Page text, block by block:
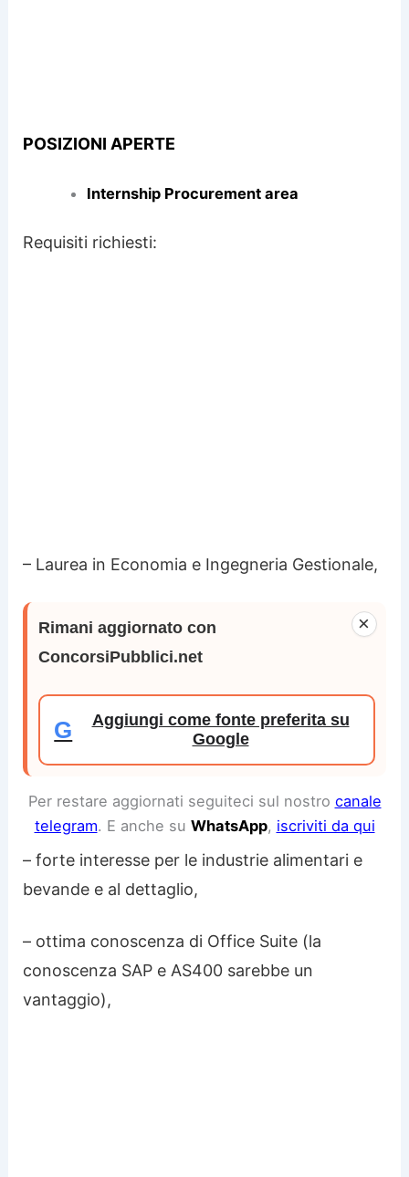
POSIZIONI APERTE
Internship Procurement area
Requisiti richiesti:
– Laurea in Economia e Ingegneria Gestionale,
×
Rimani aggiornato con
ConcorsiPubblici.net
G
Aggiungi come fonte preferita su
Google
Per restare aggiornati seguiteci sul nostro canale
telegram. E anche su WhatsApp, iscriviti da qui
– forte interesse per le industrie alimentari e
bevande e al dettaglio,
– ottima conoscenza di Office Suite (la
conoscenza SAP e AS400 sarebbe un
vantaggio),